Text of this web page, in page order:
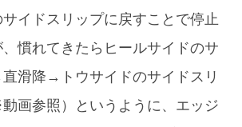
サイドスリップに戻すことで停止
、慣れてきたらヒールサイドのサ
滑降→トウサイドのサイドスリ
画参照）というように、エッジ